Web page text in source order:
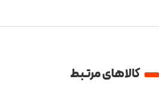
کالا‌های مرتبط